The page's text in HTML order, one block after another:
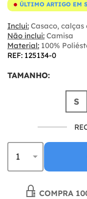
ÚLTIMO ARTIGO EM
Inclui: Casaco,
Não inclui: Camisa
Material: 100%
REF: 125134-0
TAMANHO:
S
COMPRA